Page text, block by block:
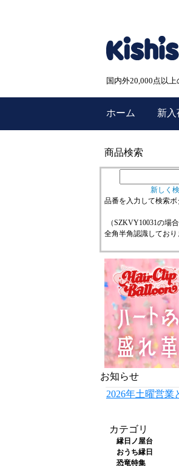
国内外20,000点以
ホーム 新入
商品検索
新しく
品番を入力して検索
（SZKVY10031の場
全角半角認識してお
お知らせ
2026年土曜営業
カテゴリ
縁日ノ屋台
おうち縁日
恐竜特集